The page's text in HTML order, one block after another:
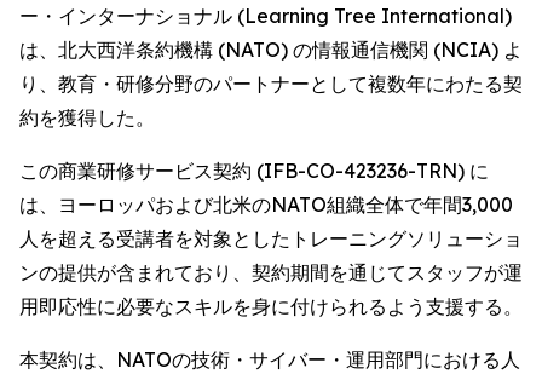
ー・インターナショナル (Learning Tree International)
は、北大西洋条約機構 (NATO) の情報通信機関 (NCIA) よ
り、教育・研修分野のパートナーとして複数年にわたる契
約を獲得した。
この商業研修サービス契約 (IFB-CO-423236-TRN) に
は、ヨーロッパおよび北米のNATO組織全体で年間3,000
人を超える受講者を対象としたトレーニングソリューショ
ンの提供が含まれており、契約期間を通じてスタッフが運
用即応性に必要なスキルを身に付けられるよう支援する。
本契約は、NATOの技術・サイバー・運用部門における人